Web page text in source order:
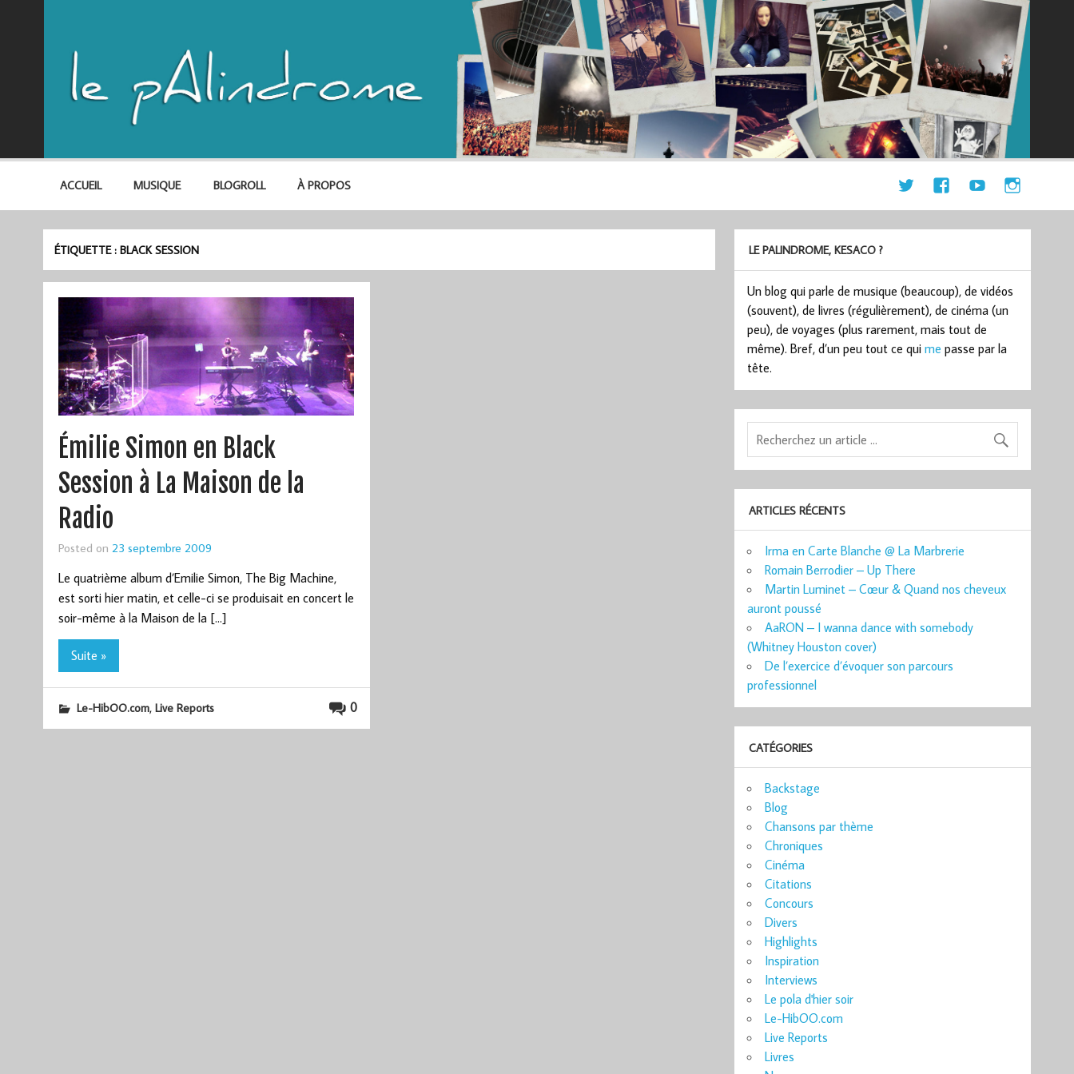
ACCUEIL MUSIQUE BLOGROLL À PROPOS
ÉTIQUETTE :BLACK SESSION
Émilie Simon en Black
Session à La Maison de la
Radio
Posted on 23 septembre 2009
Le quatrième album d’Emilie Simon, The Big Machine,
est sorti hier matin, et celle-ci se produisait en concert le
soir-même à la Maison de la […]
Suite »
0
Le-HibOO.com, Live Reports
LE PALINDROME, KESACO ?
Un blog qui parle de musique (beaucoup), de vidéos
(souvent), de livres (régulièrement), de cinéma (un
peu), de voyages (plus rarement, mais tout de
même). Bref, d’un peu tout ce quime passe par la
tête.
ARTICLES RÉCENTS
Irma en Carte Blanche @ La Marbrerie
Romain Berrodier – Up There
Martin Luminet – Cœur & Quand nos cheveux
auront poussé
AaRON – I wanna dance with somebody
(Whitney Houston cover)
De l’exercice d’évoquer son parcours
professionnel
CATÉGORIES
Backstage
Blog
Chansons par thème
Chroniques
Cinéma
Citations
Concours
Divers
Highlights
Inspiration
Interviews
Le pola d'hier soir
Le-HibOO.com
Live Reports
Livres